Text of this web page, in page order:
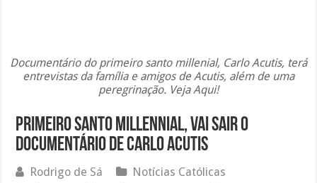
Documentário do primeiro santo millenial, Carlo Acutis, terá
entrevistas da família e amigos de Acutis, além de uma
peregrinação. Veja Aqui!
Primeiro Santo Millennial, vai sair o
documentário de Carlo Acutis
Rodrigo de Sá
Notícias Católicas